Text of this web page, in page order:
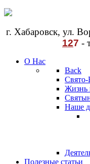
г. Хабаровск, ул.
127 -
О Нас
Back
Свято-
Жизнь
Наше
Полезные статьи